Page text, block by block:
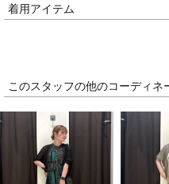
着用アイテム
このスタッフの他のコーディネ